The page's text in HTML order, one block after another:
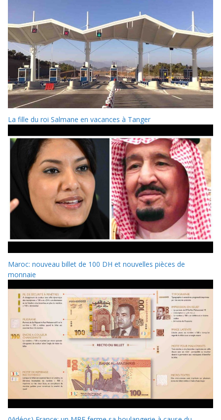
La fille du roi Salmane en vacances à Tanger
Maroc: nouveau billet de 100 DH et nouvelles pièces de
monnaie